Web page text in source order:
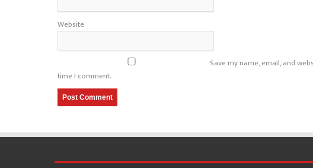
Website
Save my name, email, and
time I comment.